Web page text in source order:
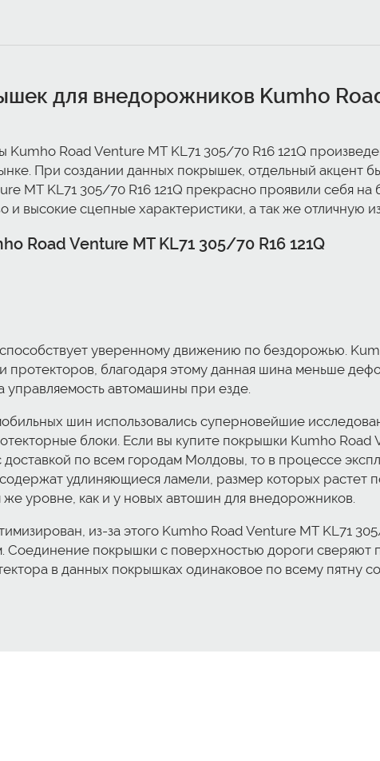
для внедорожников Kumho
Road Venture MT KL71 305/70 R16 121Q
При создании данных покрышек, отдельный акцент
MT KL71 305/70 R16 121Q прекрасно проявили себя
и высокие сцепные характеристики, а так же отличную
Road Venture MT KL71 305/70 R16 121Q
уверенному движению по бездорожью.
благодаря этому данная шина меньше
управляемость автомашины при езде.
шин использовались суперновейшие
блоки. Если вы купите покрышки Kumho Road
по всем городам Молдовы, то в процессе
удлиняющиеся ламели, размер которых растет
уровне, как и у новых автошин для внедорожников.
из-за этого Kumho Road Venture MT KL71
покрышки с поверхностью дороги сверяют
в данных покрышках одинаковое по всему пятну